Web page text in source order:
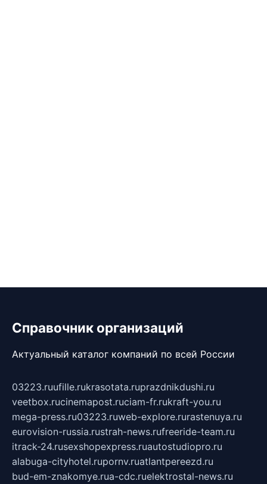
Справочник организаций
Актуальный каталог компаний по всей России
03223.ruufille.rukrasotata.ruprazdnikdushi.ru
veetbox.rucinemapost.ruciam-fr.rukraft-you.ru
mega-press.ru03223.ruweb-explore.rurastenuya.ru
eurovision-russia.rustrah-news.rufreeride-team.ru
itrack-24.rusexshopexpress.ruautostudiopro.ru
alabuga-cityhotel.rupornv.ruatlantpereezd.ru
bud-em-znakomye.rua-cdc.ruelektrostal-news.ru